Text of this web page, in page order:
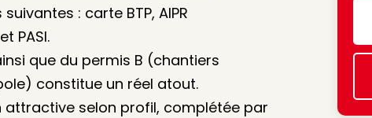
: carte BTP, AIPR
PASI.
que du permis B (chantiers
constitue un réel atout.
selon profil, complétée par